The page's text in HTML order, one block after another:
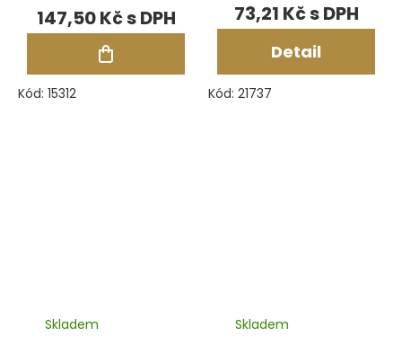
147,50 Kč
Kód: 15312
73,21 Kč
Detail
Kód: 21737
Skladem Skladem